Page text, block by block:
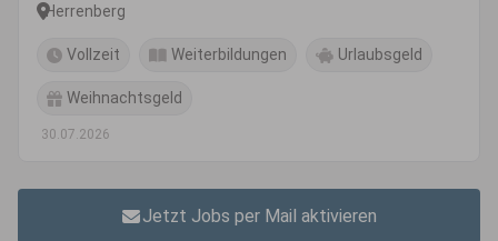
Herrenberg
Vollzeit Weiterbildungen Urlaubsgeld
Weihnachtsgeld
30.07.2026
Jetzt Jobs per Mail aktivieren